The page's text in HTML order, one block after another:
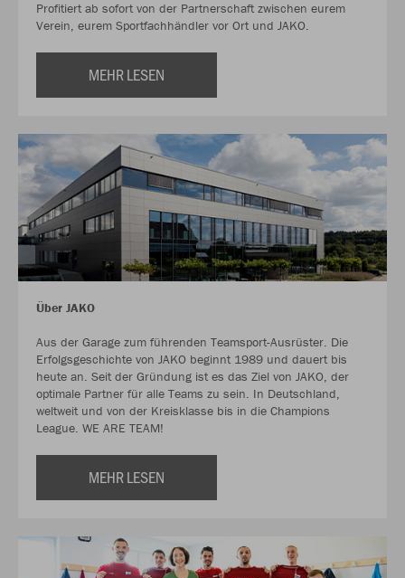
Profitiert ab sofort von der Partnerschaft zwischen eurem
Verein, eurem Sportfachhändler vor Ort und JAKO.
MEHR LESEN
Über JAKO
Aus der Garage zum führenden Teamsport-Ausrüster. Die
Erfolgsgeschichte von JAKO beginnt 1989 und dauert bis
heute an. Seit der Gründung ist es das Ziel von JAKO, der
optimale Partner für alle Teams zu sein. In Deutschland,
weltweit und von der Kreisklasse bis in die Champions
League. WE ARE TEAM!
MEHR LESEN